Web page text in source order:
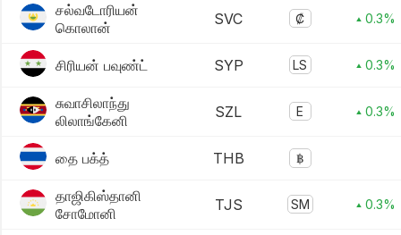
சல்வடோரியன்
கொலான்
SVC ₡ ▴ 0.3%
சிரியன் பவுண்ட் SYP LS ▴ 0.3%
சுவாசிலாந்து
லிலாங்கேனி
SZL E ▴ 0.3%
தை பக்த் THB ฿
தாஜிகிஸ்தானி
சோமோனி
TJS SM ▴ 0.3%